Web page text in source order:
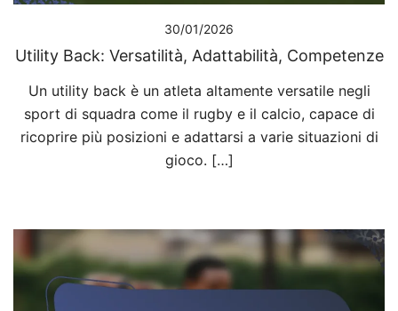
30/01/2026
Utility Back: Versatilità, Adattabilità, Competenze
Un utility back è un atleta altamente versatile negli
sport di squadra come il rugby e il calcio, capace di
ricoprire più posizioni e adattarsi a varie situazioni di
gioco. […]